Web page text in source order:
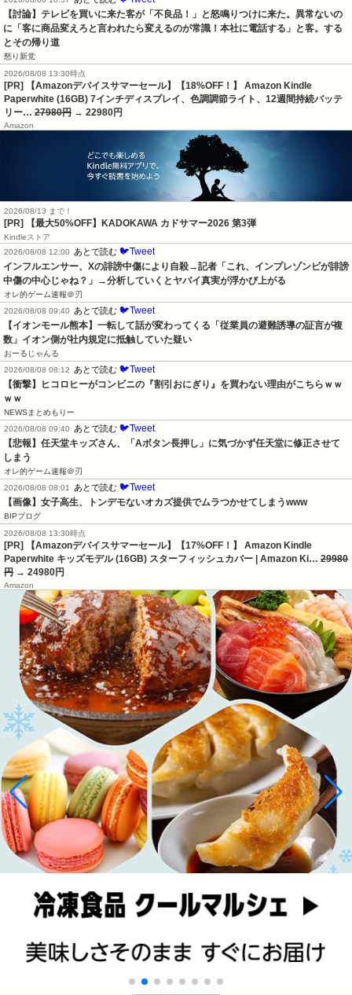
【討論】テレビを買いに来た客が「不良品！」と怒鳴りつけに来た。異常ないの
に「客に商品変えろと言われたら変えるのが常識！本社に電話する」と客。する
とその帰り道
怒り新党
2026/08/08 13:30時点
[PR] 【Amazonデバイスサマーセール】【18%OFF！】 Amazon Kindle
Paperwhite (16GB) 7インチディスプレイ、色調調節ライト、12週間持続バッテ
リー… 27980円 → 22980円
Amazon
2026/08/13 まで！
[PR] 【最大50%OFF】KADOKAWA カドサマー2026 第3弾
Kindleストア
2026/08/08 12:00
あとで読む 🐦Tweet
インフルエンサー、Xの誹謗中傷により自殺→記者「これ、インプレゾンビが誹謗
中傷の中心じゃね？」→分析していくとヤバイ真実が浮かび上がる
オレ的ゲーム速報＠刃
2026/08/08 09:40
あとで読む 🐦Tweet
【イオンモール熊本】一転して話が変わってくる「従業員の避難誘導の証言が複
数」イオン側が社内規定に抵触していた疑い
おーるじゃんる
2026/08/08 08:12
あとで読む 🐦Tweet
【衝撃】ヒコロヒーがコンビニの『割引おにぎり』を買わない理由がこちらｗｗ
ｗｗ
NEWSまとめもりー
2026/08/08 09:40
あとで読む 🐦Tweet
【悲報】任天堂キッズさん、「Aボタン長押し」に気づかず任天堂に修正させて
しまう
オレ的ゲーム速報＠刃
2026/08/08 08:01
あとで読む 🐦Tweet
【画像】女子高生、トンデモないオカズ提供でムラつかせてしまうwww
BIPブログ
2026/08/08 13:30時点
[PR] 【Amazonデバイスサマーセール】【17%OFF！】 Amazon Kindle
Paperwhite キッズモデル (16GB) スターフィッシュカバー | Amazon Ki… 29980
円 → 24980円
Amazon